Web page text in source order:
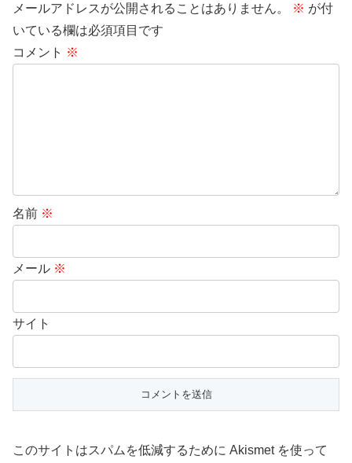
メールアドレスが公開されることはありません。 ※ が付
いている欄は必須項目です
コメント ※
名前 ※
メール ※
サイト
このサイトはスパムを低減するために Akismet を使って